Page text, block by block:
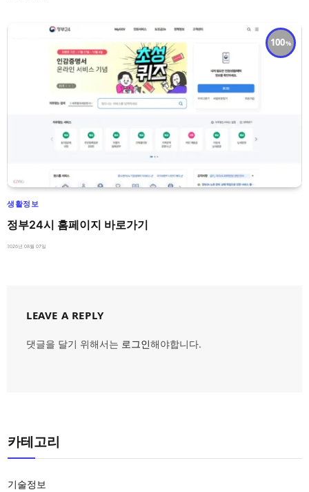
100
생활정보
정부24시 홈페이지 바로가기
2026년 08월 07일
LEAVE A REPLY
댓글을 달기 위해서는 로그인해야합니다.
카테고리
기술정보